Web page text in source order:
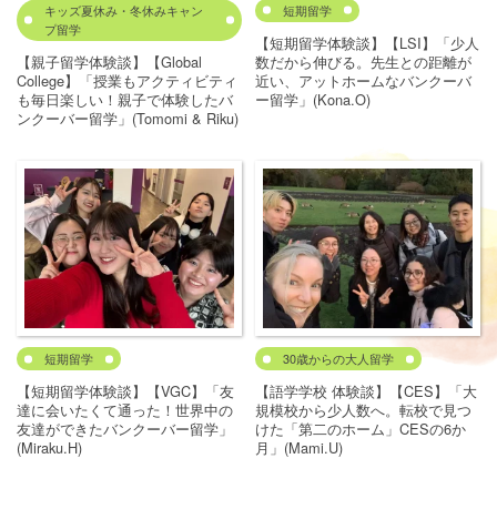
キッズ夏休み・冬休みキャン
プ留学
【親子留学体験談】【Global
College】「授業もアクティビティ
も毎日楽しい！親子で体験したバ
ンクーバー留学」(Tomomi & Riku)
短期留学
【短期留学体験談】【LSI】「少人
数だから伸びる。先生との距離が
近い、アットホームなバンクーバ
ー留学」(Kona.O)
短期留学
【短期留学体験談】【VGC】「友
達に会いたくて通った！世界中の
友達ができたバンクーバー留学」
(Miraku.H)
30歳からの大人留学
【語学学校 体験談】【CES】「大
規模校から少人数へ。転校で見つ
けた「第二のホーム」CESの6か
月」(Mami.U)